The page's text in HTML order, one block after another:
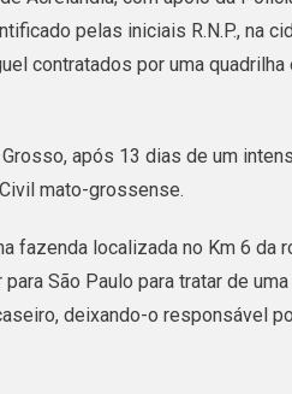
Contratado
Por
Ladrões
Gado
Pela
Polícia
Civil
pelas iniciais R.N.P., na
contratados por uma
após 13 dias de um
mato-grossense.
fazenda localizada no Km 6 da
São Paulo para tratar de
deixando-o responsável